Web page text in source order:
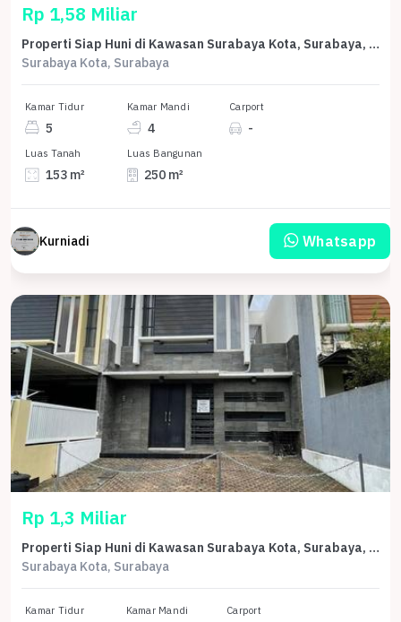
Rp 1,58 Miliar
Properti Siap Huni di Kawasan Surabaya Kota, Surabaya, LT 153m²
Surabaya Kota, Surabaya
Kamar Tidur
5
Kamar Mandi
4
Carport
-
Luas Tanah
153 m²
Luas Bangunan
250 m²
Kurniadi Whatsapp
Rp 1,3 Miliar
Properti Siap Huni di Kawasan Surabaya Kota, Surabaya, LT 90m²
Surabaya Kota, Surabaya
Kamar Tidur Kamar Mandi Carport